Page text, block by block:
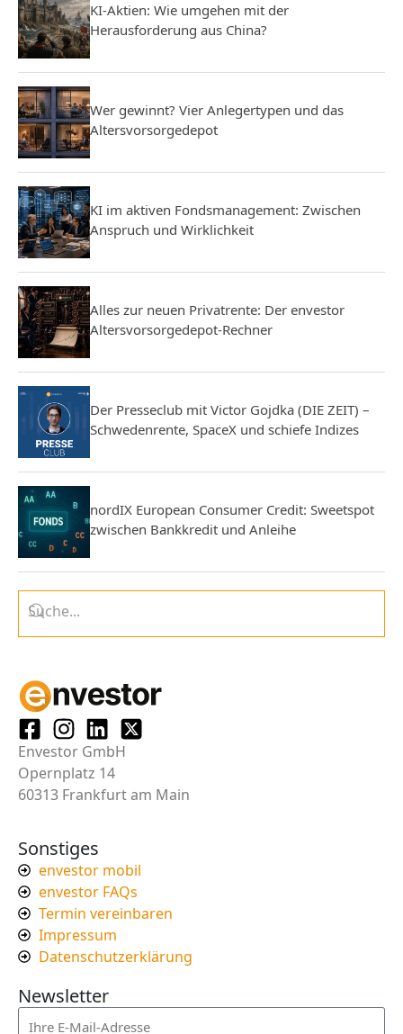
KI-Aktien: Wie umgehen mit der
Herausforderung aus China?
Wer gewinnt? Vier Anlegertypen und das
Altersvorsorgedepot
KI im aktiven Fondsmanagement: Zwischen
Anspruch und Wirklichkeit
Alles zur neuen Privatrente: Der envestor
Altersvorsorgedepot-Rechner
Der Presseclub mit Victor Gojdka (DIE ZEIT) –
Schwedenrente, SpaceX und schiefe Indizes
nordIX European Consumer Credit: Sweetspot
zwischen Bankkredit und Anleihe
Envestor GmbH
Opernplatz 14
60313 Frankfurt am Main
Sonstiges
envestor mobil
envestor FAQs
Termin vereinbaren
Impressum
Datenschutzerklärung
Newsletter